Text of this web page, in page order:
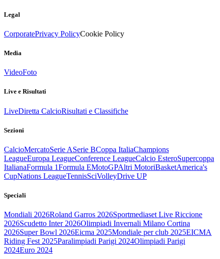
Legal
CorporatePrivacy PolicyCookie Policy
Media
VideoFoto
Live e Risultati
LiveDiretta CalcioRisultati e Classifiche
Sezioni
CalcioMercatoSerie ASerie BCoppa ItaliaChampions
LeagueEuropa LeagueConference LeagueCalcio EsteroSupercoppa
ItalianaFormula 1Formula EMotoGPAltri MotoriBasketAmerica's
CupNations LeagueTennisSciVolleyDrive UP
Speciali
Mondiali 2026Roland Garros 2026Sportmediaset Live Riccione
2026Scudetto Inter 2026Olimpiadi Invernali Milano Cortina
2026Super Bowl 2026Eicma 2025Mondiale per club 2025EICMA
Riding Fest 2025Paralimpiadi Parigi 2024Olimpiadi Parigi
2024Euro 2024